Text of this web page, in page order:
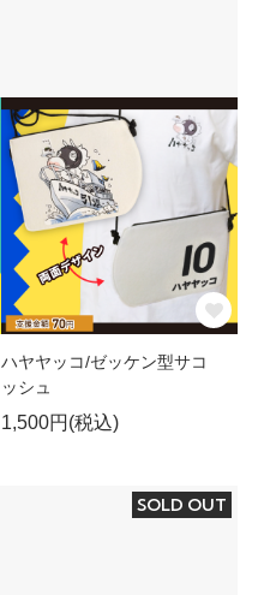
ハヤヤッコ/ゼッケン型サコ
ッシュ
1,500円(税込)
SOLD OUT